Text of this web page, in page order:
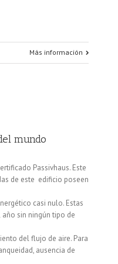
Más información
mundo
Passivhaus. Este
de este edificio poseen
casi nulo. Estas
sin ningún tipo de
del flujo de aire. Para
ausencia de